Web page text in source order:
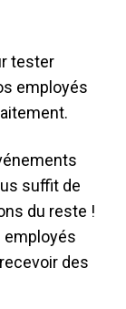
tester
employés
suffit de
du reste !
employés
des